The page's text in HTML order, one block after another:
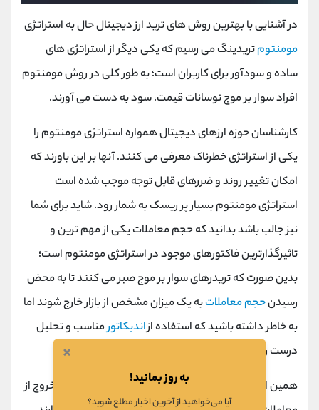
در آشنایی با بهترین روش های ترید ارز دیجیتال حال به استراتژی
مومنتومتریدینگ می رسیم که یکی دیگر از استراتژی های
ساده و سودآور برای کاربران است؛ به طور کلی در روش مومنتوم
افراد سوار بر موج نوسانات قیمت، سود به دست می ‌آورند.
کارشناسان حوزه ارزهای دیجیتال همواره استراتژی مومنتوم را
یکی از استراتژی خطرناک معرفی می کنند. آنها بر این باورند که
امکان تغییر روند و ضررهای قابل توجه موجب شده است
استراتژی مومنتوم بسیار پر ریسک به شمار رود. شاید برای شما
نیز جالب باشد بدانید که حجم معاملات یکی از مهم ترین و
تاثیرگذارترین فاکتورهای موجود در استراتژی مومنتوم است؛
بدین صورت که تریدرهای سوار بر موج صبر می‌ کنند تا به محض
رسیدنحجم معاملاتبه یک میزان مشخص از بازار خارج شوند اما
به خاطر داشته باشید که استفاده ازاندیکاتورمناسب و تحلیل
درست روند قیمت، کار هر کسی نیست.
همین امر سبب شده است که تشخیص زمان درست برای خروج از
×
به روز بمانید!
آیا می‌خواهید از آخرین اخبار مطلع شوید؟